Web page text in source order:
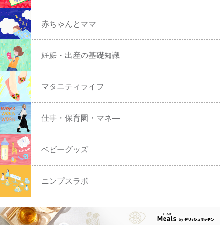
赤ちゃんとママ
妊娠・出産の基礎知識
マタニティライフ
仕事・保育園・マネ―
ベビーグッズ
ニンプスラボ